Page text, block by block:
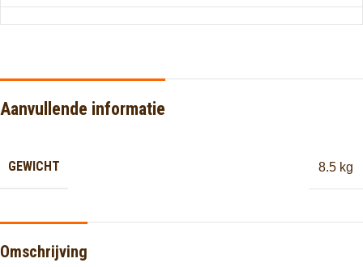
Aanvullende informatie
GEWICHT 8.5 kg
Omschrijving